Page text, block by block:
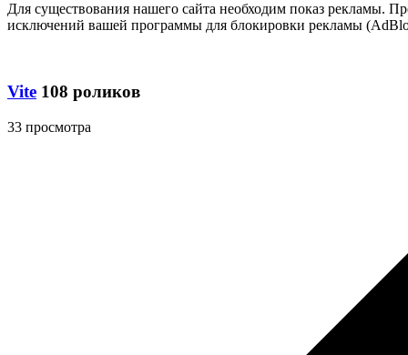
Для существования нашего сайта необходим показ рекламы.
исключений вашей программы для блокировки рекламы
Vite 108 роликов
33 просмотра